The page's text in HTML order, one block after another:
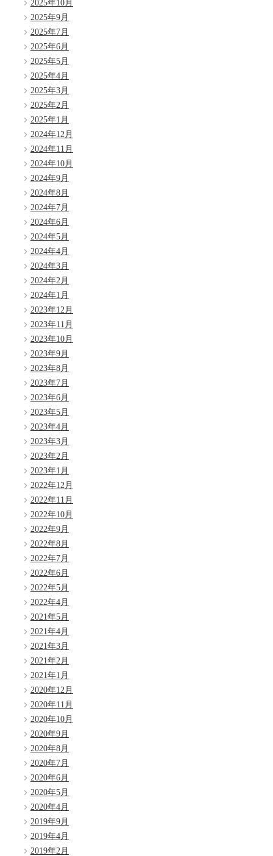
2025年10月
2025年9月
2025年7月
2025年6月
2025年5月
2025年4月
2025年3月
2025年2月
2025年1月
2024年12月
2024年11月
2024年10月
2024年9月
2024年8月
2024年7月
2024年6月
2024年5月
2024年4月
2024年3月
2024年2月
2024年1月
2023年12月
2023年11月
2023年10月
2023年9月
2023年8月
2023年7月
2023年6月
2023年5月
2023年4月
2023年3月
2023年2月
2023年1月
2022年12月
2022年11月
2022年10月
2022年9月
2022年8月
2022年7月
2022年6月
2022年5月
2022年4月
2021年5月
2021年4月
2021年3月
2021年2月
2021年1月
2020年12月
2020年11月
2020年10月
2020年9月
2020年8月
2020年7月
2020年6月
2020年5月
2020年4月
2019年9月
2019年4月
2019年2月